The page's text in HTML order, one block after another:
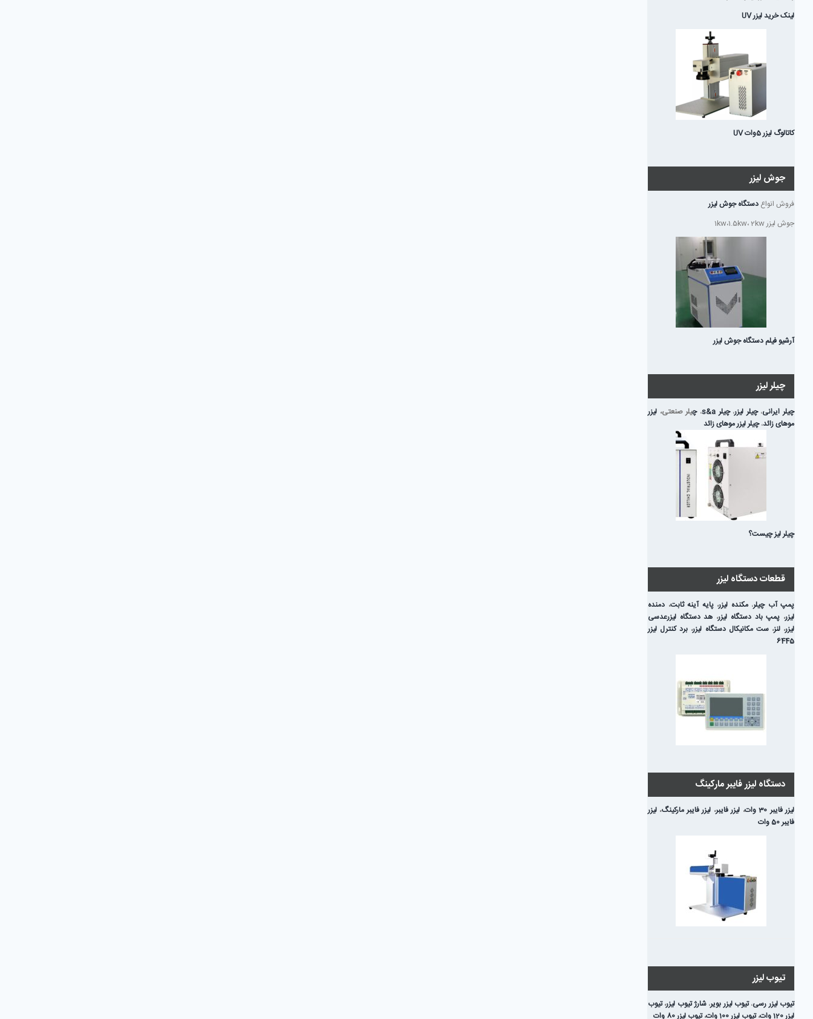
لینک خرید لیزر UV
کاتالوگ لیزر 5وات UV
جوش لیزر
فروش انواع دستگاه جوش لیزر
جوش لیزر 1kw،1.5kw، 2kw
آرشیو فیلم دستگاه جوش لیزر
چیلر لیزر
چیلر ایرانی،چیلر لیزر،چیلر s&a ،چیلر صنعتی، لیزر
موهای زائد،چیلر لیزر موهای زائد
چیلر لیز چیست؟
قطعات دستگاه لیزر
پمپ آب چیلر،مکنده لیزر،پایه آینه ثابت، دمنده
لیزر، پمپ باد دستگاه لیزر، هد دستگاه لیزرعدسی
لیزر،لنز،ست مکانیکال دستگاه لیزر، برد کنترل لیزر
6445
دستگاه لیزر فایبر مارکینگ
لیزر فایبر 30 وات ، لیزر فایبر، لیزر فایبر مارکینگ، لیزر
فایبر 50 وات
تیوب لیزر
تیوب لیزر رسی،تیوب لیزر بویر، شارژ تیوب لیزر،تیوب
لیزر 120 وات
،تیوب لیزر 100 وات ،تیوب لیزر 80 وات